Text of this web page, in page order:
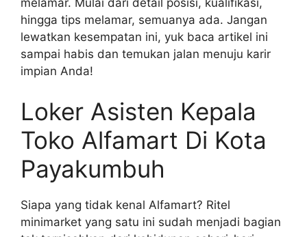
hingga tips melamar, semuanya ada. Jangan
lewatkan kesempatan ini, yuk baca artikel ini
sampai habis dan temukan jalan menuju karir
impian Anda!
Loker Asisten Kepala
Toko Alfamart Di Kota
Payakumbuh
Siapa yang tidak kenal Alfamart? Ritel
minimarket yang satu ini sudah menjadi bagian